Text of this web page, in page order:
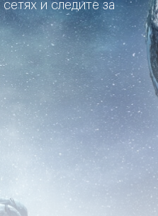
и следите за